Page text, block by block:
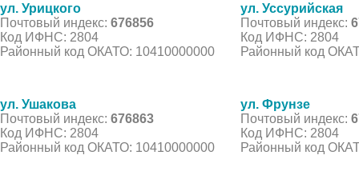
ул. Урицкого
Почтовый индекс: 676856
Код ИФНС: 2804
Районный код ОКАТО: 10410000000
ул. Уссурийская
Почтовый индекс:
Код ИФНС: 2804
Районный код
ул. Ушакова
Почтовый индекс: 676863
Код ИФНС: 2804
Районный код ОКАТО: 10410000000
ул. Фрунзе
Почтовый индекс:
Код ИФНС: 2804
Районный код